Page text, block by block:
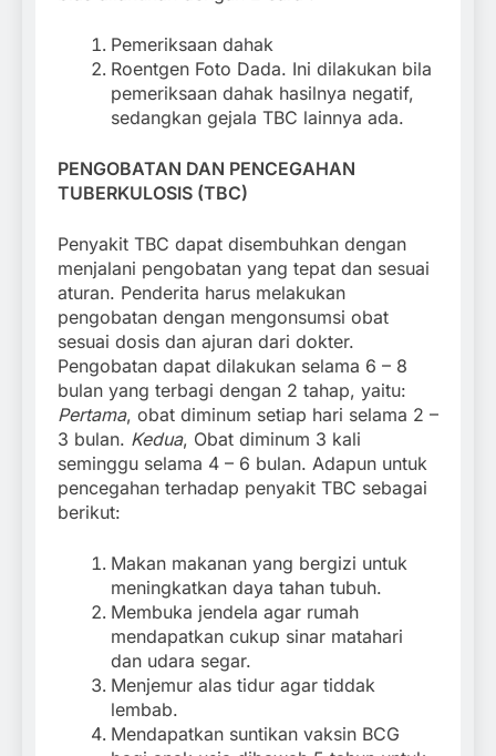
Pemeriksaan dahak
Roentgen Foto Dada. Ini dilakukan bila
pemeriksaan dahak hasilnya negatif,
sedangkan gejala TBC lainnya ada.
PENGOBATAN DAN PENCEGAHAN
TUBERKULOSIS (TBC)
Penyakit TBC dapat disembuhkan dengan
menjalani pengobatan yang tepat dan sesuai
aturan. Penderita harus melakukan
pengobatan dengan mengonsumsi obat
sesuai dosis dan ajuran dari dokter.
Pengobatan dapat dilakukan selama 6 – 8
bulan yang terbagi dengan 2 tahap, yaitu:
Pertama, obat diminum setiap hari selama 2 –
3 bulan. Kedua, Obat diminum 3 kali
seminggu selama 4 – 6 bulan. Adapun untuk
pencegahan terhadap penyakit TBC sebagai
berikut:
Makan makanan yang bergizi untuk
meningkatkan daya tahan tubuh.
Membuka jendela agar rumah
mendapatkan cukup sinar matahari
dan udara segar.
Menjemur alas tidur agar tiddak
lembab.
Mendapatkan suntikan vaksin BCG